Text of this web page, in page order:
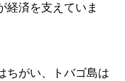
経済を支えていま
ちがい、トバゴ島は